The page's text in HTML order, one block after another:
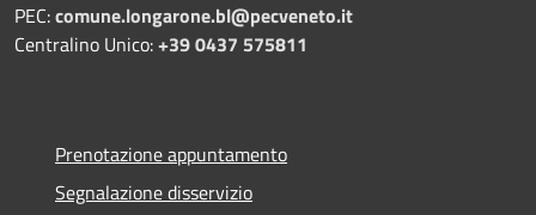
PEC:comune.longarone.bl@pecveneto.it
Centralino Unico:+39 0437 575811
Prenotazione appuntamento
Segnalazione disservizio